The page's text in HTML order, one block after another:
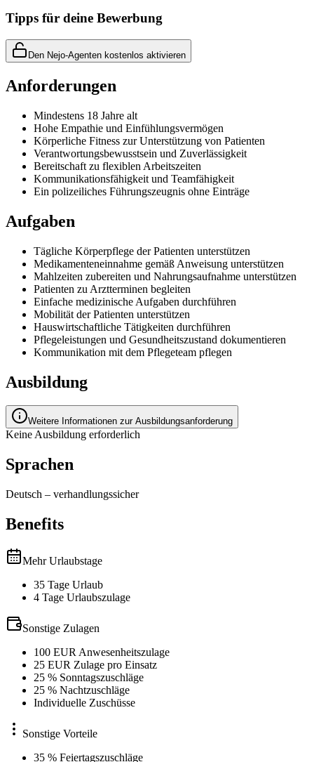
Tipps für deine Bewerbung
Den Nejo-Agenten kostenlos aktivieren
Anforderungen
Mindestens 18 Jahre alt
Hohe Empathie und Einfühlungsvermögen
Körperliche Fitness zur Unterstützung von Patienten
Verantwortungsbewusstsein und Zuverlässigkeit
Bereitschaft zu flexiblen Arbeitszeiten
Kommunikationsfähigkeit und Teamfähigkeit
Ein polizeiliches Führungszeugnis ohne Einträge
Aufgaben
Tägliche Körperpflege der Patienten unterstützen
Medikamenteneinnahme gemäß Anweisung unterstützen
Mahlzeiten zubereiten und Nahrungsaufnahme unterstützen
Patienten zu Arztterminen begleiten
Einfache medizinische Aufgaben durchführen
Mobilität der Patienten unterstützen
Hauswirtschaftliche Tätigkeiten durchführen
Pflegeleistungen und Gesundheitszustand dokumentieren
Kommunikation mit dem Pflegeteam pflegen
Ausbildung
Weitere Informationen zur Ausbildungsanforderung
Keine Ausbildung erforderlich
Sprachen
Deutsch – verhandlungssicher
Benefits
Mehr Urlaubstage
35 Tage Urlaub
4 Tage Urlaubszulage
Sonstige Zulagen
100 EUR Anwesenheitszulage
25 EUR Zulage pro Einsatz
25 % Sonntagszuschläge
25 % Nachtzuschläge
Individuelle Zuschüsse
Sonstige Vorteile
35 % Feiertagszuschläge